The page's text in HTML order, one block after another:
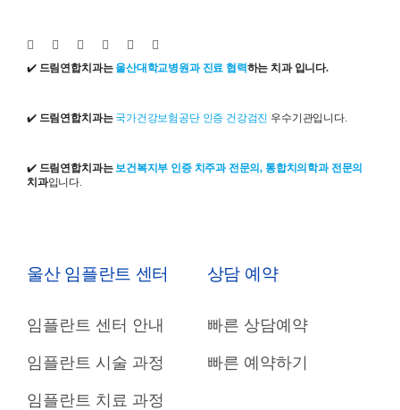
✔️ 드림연합치과는 울산대학교병원과 진료 협력하는 치과 입니다.
✔️ 드림연합치과는 국가건강보험공단 인증 건강검진 우수기관입니다.
✔️ 드림연합치과는 보건복지부 인증 치주과 전문의, 통합치의학과 전문의
치과입니다.
울산 임플란트 센터
임플란트 센터 안내
임플란트 시술 과정
임플란트 치료 과정
상담 예약
빠른 상담예약
빠른 예약하기